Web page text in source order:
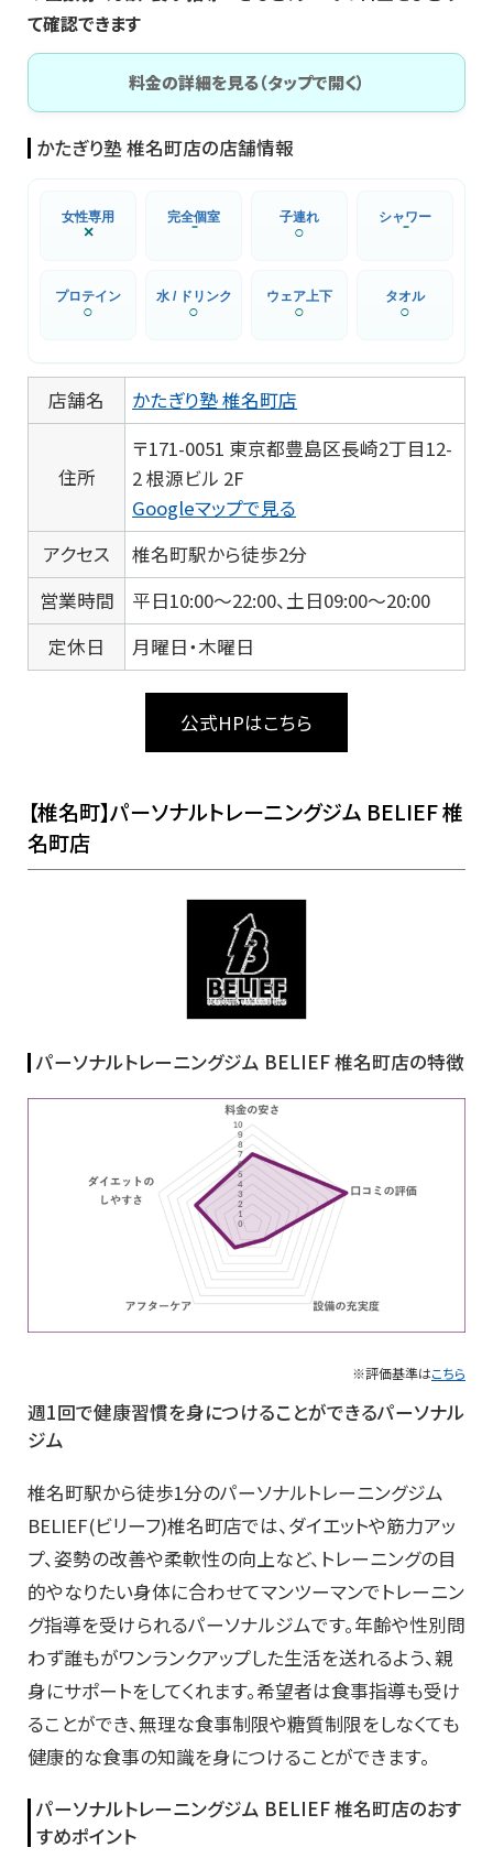
て確認できます
料金の詳細を見る（タップで開く）
かたぎり塾 椎名町店の店舗情報
女性専用
×
完全個室
⁻
子連れ
○
シャワー
⁻
プロテイン
○
水 / ドリンク
○
ウェア上下
○
タオル
○
店舗名 かたぎり塾 椎名町店
住所
〒171-0051 東京都豊島区長崎2丁目12-
2 根源ビル 2F
Googleマップで見る
アクセス
椎名町駅から徒歩2分
営業時間
平日10:00～22:00、土日09:00～20:00
定休日
月曜日・木曜日
公式HPはこちら
【椎名町】パーソナルトレーニングジム BELIEF 椎
名町店
パーソナルトレーニングジム BELIEF 椎名町店の特徴
※評価基準はこちら
週1回で健康習慣を身につけることができるパーソナル
ジム
椎名町駅から徒歩1分のパーソナルトレーニングジム
BELIEF(ビリーフ)椎名町店では、ダイエットや筋力アッ
プ、姿勢の改善や柔軟性の向上など、トレーニングの目
的やなりたい身体に合わせてマンツーマンでトレーニン
グ指導を受けられるパーソナルジムです。年齢や性別問
わず誰もがワンランクアップした生活を送れるよう、親
身にサポートをしてくれます。希望者は食事指導も受け
ることができ、無理な食事制限や糖質制限をしなくても
健康的な食事の知識を身につけることができます。
パーソナルトレーニングジム BELIEF 椎名町店のおす
すめポイント